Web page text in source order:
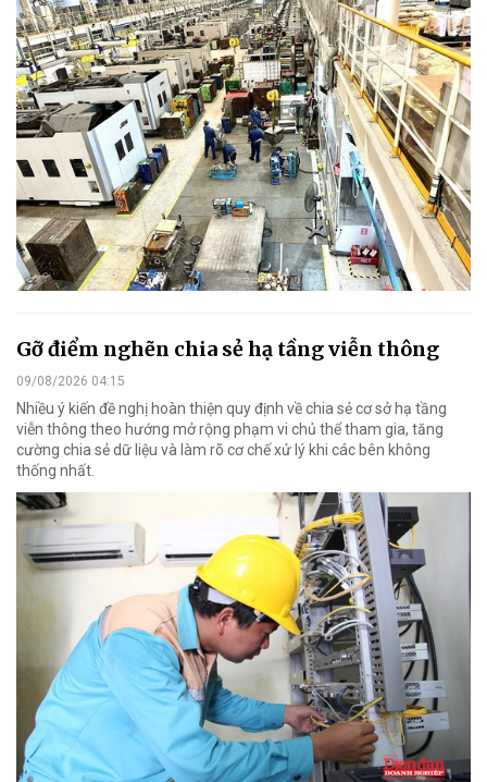
Gỡ điểm nghẽn chia sẻ hạ tầng viễn thông
09/08/2026 04:15
Nhiều ý kiến đề nghị hoàn thiện quy định về chia sẻ cơ sở hạ tầng
viễn thông theo hướng mở rộng phạm vi chủ thể tham gia, tăng
cường chia sẻ dữ liệu và làm rõ cơ chế xử lý khi các bên không
thống nhất.